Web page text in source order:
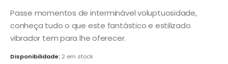
Passe momentos de interminável voluptuosidade,
conheça tudo o que este fantástico e estilizado
vibrador tem para lhe oferecer.
Disponibilidade: 2 em stock